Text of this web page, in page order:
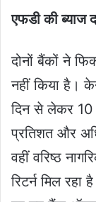
एफडी की ब्याज
दोनों बैंकों ने
नहीं किया है।
दिन से लेकर
प्रतिशत और
वहीं वरिष्ठ
रिटर्न मिल